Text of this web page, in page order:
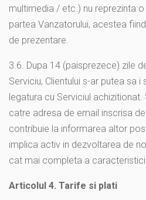
multimedia / etc.) nu reprezinta
partea Vanzatorului, acestea
de prezentare.
3.6. Dupa 14 (paisprezece) zile
Serviciu, Clientului s-ar putea sa
legatura cu Serviciul
catre adresa de email inscrisa
contribuie la informarea altor
implica activ in dezvoltarea de
cat mai completa a
Articolul 4. Tarife si plati